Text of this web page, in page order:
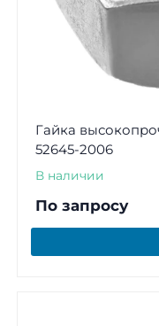
Гайка
52645-2006
В наличии
По запросу